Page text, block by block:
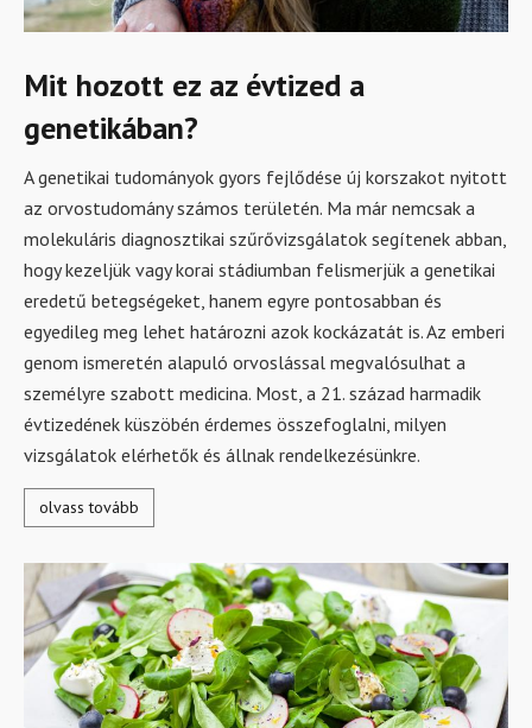
Mit hozott ez az évtized a
genetikában?
A genetikai tudományok gyors fejlődése új korszakot nyitott
az orvostudomány számos területén. Ma már nemcsak a
molekuláris diagnosztikai szűrővizsgálatok segítenek abban,
hogy kezeljük vagy korai stádiumban felismerjük a genetikai
eredetű betegségeket, hanem egyre pontosabban és
egyedileg meg lehet határozni azok kockázatát is. Az emberi
genom ismeretén alapuló orvoslással megvalósulhat a
személyre szabott medicina. Most, a 21. század harmadik
évtizedének küszöbén érdemes összefoglalni, milyen
vizsgálatok elérhetők és állnak rendelkezésünkre.
olvass tovább